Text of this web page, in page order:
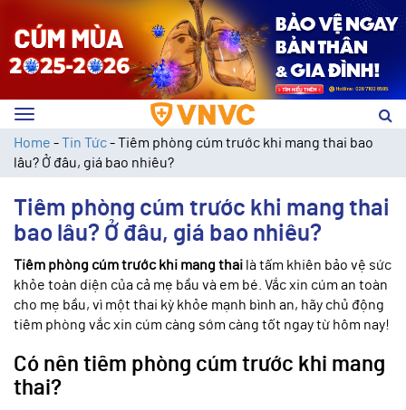
navigation
Home -Tin Tức-Tiêm phòng cúm trước khi mang thai bao
lâu? Ở đâu, giá bao nhiêu?
Tiêm phòng cúm trước khi mang thai
bao lâu? Ở đâu, giá bao nhiêu?
Tiêm phòng cúm trước khi mang thai là tấm khiên bảo vệ sức
khỏe toàn diện của cả mẹ bầu và em bé. Vắc xin cúm an toàn
cho mẹ bầu, vì một thai kỳ khỏe mạnh bình an, hãy chủ động
tiêm phòng vắc xin cúm càng sớm càng tốt ngay từ hôm nay!
Có nên tiêm phòng cúm trước khi mang
thai?